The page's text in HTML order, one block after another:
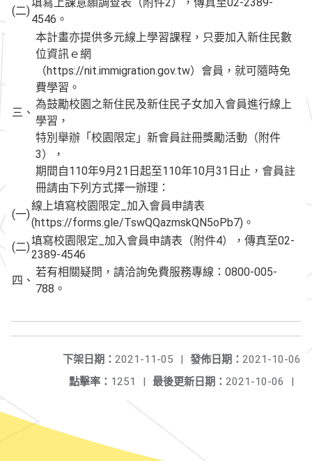
(二)
4546。
三、
本計畫亦提供多元線上學習課程，只要加入新住民數
位資訊ｅ網
（https://nit.immigration.gov.tw）會員，就可隨時免
費學習。
為鼓勵校園之新住民及新住民子女加入會員進行線上
學習，
特別舉辦「校園限定」新會員註冊獎勵活動（附件
3），
期間自110年9月21日起至110年10月31日止，會員註
冊請由下列方式擇一辦理：
(一)
線上填寫校園限定_加入會員申請表
(https://forms.gle/TswQQazmskQN5oPb7)。
(二)填寫校園限定_加入會員申請表（附件4），傳真至02-
2389-4546
四、
若有相關疑問，請洽詢免費服務專線：0800-005-
788。
發佈日期： 2021-10-06
下架日期： 2021-11-05
|
最後更新日期： 2021-10-06 |
點擊率： 1251 |